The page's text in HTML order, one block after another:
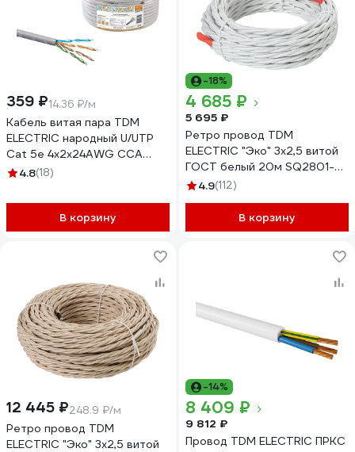
359 ₽14.36 ₽/м
Кабель витая пара TDM
ELECTRIC народный U/UTP
Cat 5e 4х2х24AWG CCA
(25м) PVC, серый SQ0107-
4.8(18)
В корзину
-18%
4 685 ₽
5 695 ₽
Ретро провод TDM
ELECTRIC "Эко" 3x2,5 витой
ГОСТ белый 20м SQ2801-
0204
4.9(112)
В корзину
12 445 ₽248.9 ₽/м
Ретро провод TDM
ELECTRIC "Эко" 3x2,5 витой
-14%
8 409 ₽
9 812 ₽
Провод TDM ELECTRIC ПРКС